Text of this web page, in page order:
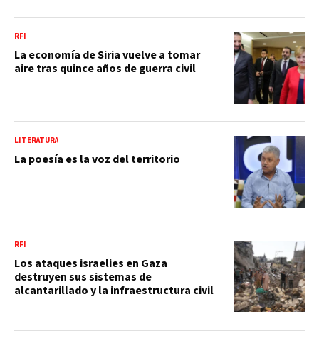
RFI
La economía de Siria vuelve a tomar
aire tras quince años de guerra civil
LITERATURA
La poesía es la voz del territorio
RFI
Los ataques israelies en Gaza
destruyen sus sistemas de
alcantarillado y la infraestructura civil